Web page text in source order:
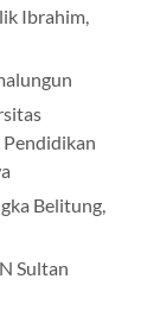
Ibrahim,
Belitung,
Sultan